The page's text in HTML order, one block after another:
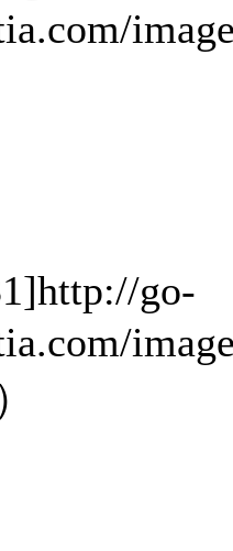
go-